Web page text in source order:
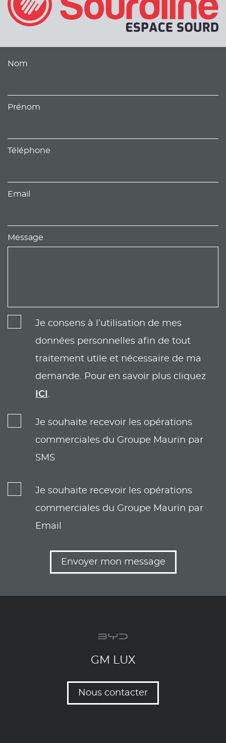
Nom
Prénom
Téléphone
Email
Message
Je consens à l’utilisation de mes
données personnelles afin de tout
traitement utile et nécessaire de ma
demande. Pour en savoir plus cliquez
ICI .
Je souhaite recevoir les opérations
commerciales du Groupe Maurin par
SMS
Je souhaite recevoir les opérations
commerciales du Groupe Maurin par
Email
Envoyer mon message
GM LUX
Nous contacter